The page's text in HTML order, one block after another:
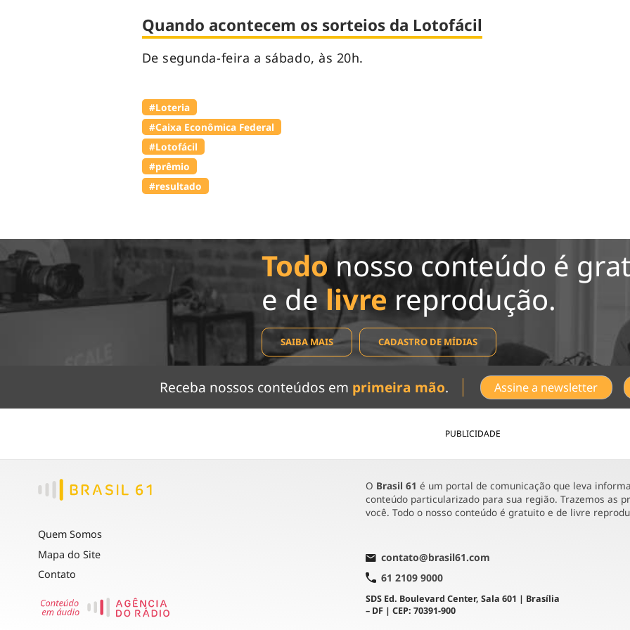
Quando acontecem os sorteios da Lotofácil
De segunda-feira a sábado, às 20h.
#Loteria
#Caixa Econômica Federal
#Lotofácil
#prêmio
#resultado
Todonosso conteúdo é
e de livre reprodução.
SAIBA MAIS CADASTRO DE MÍDIAS
Receba nossos conteúdos em primeira mão. Assine a newsletter
PUBLICIDADE
Quem Somos
Mapa do Site
Contato
O Brasil 61 é um portal de comunicação que leva
conteúdo particularizado para sua região. Trazemos as
você. Todo o nosso conteúdo é gratuito e de livre
contato@brasil61.com
61 2109 9000
SDS Ed. Boulevard Center, Sala 601 | Brasília
– DF | CEP: 70391-900